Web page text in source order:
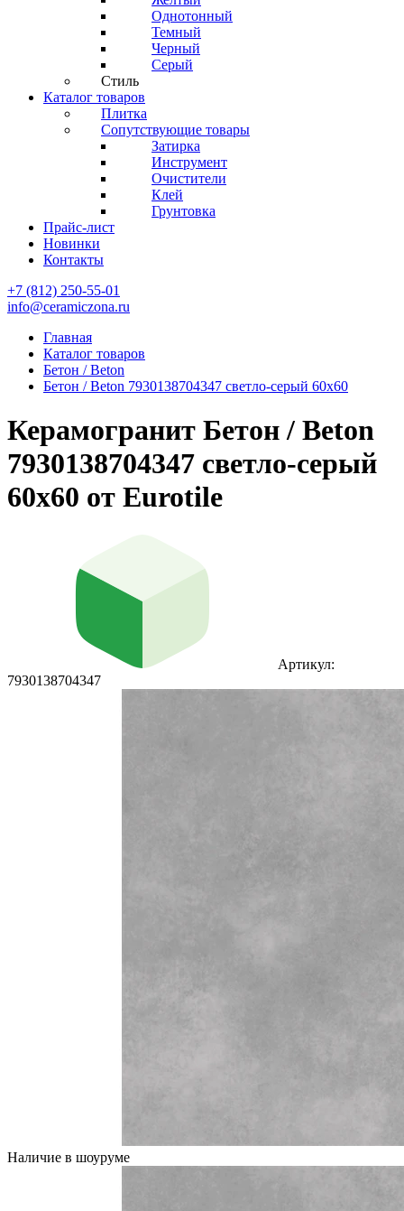
Однотонный
Темный
Черный
Серый
Стиль
Каталог товаров
Плитка
Сопутствующие товары
Затирка
Инструмент
Очистители
Клей
Грунтовка
Прайс-лист
Новинки
Контакты
+7 (812) 250-55-01
info@ceramiczona.ru
Главная
Каталог товаров
Бетон / Beton
Бетон / Beton 7930138704347 светло-серый 60x60
Керамогранит Бетон / Beton
7930138704347 светло-серый
60x60 от Eurotile
Артикул:
7930138704347
Наличие в шоуруме